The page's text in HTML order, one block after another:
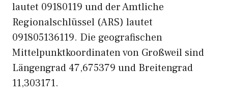
lautet 09180119 und der Amtliche
Regionalschlüssel (ARS) lautet
091805136119. Die geografischen
Mittelpunktkoordinaten von Großweil sind
Längengrad 47,675379 und Breitengrad
11,303171.